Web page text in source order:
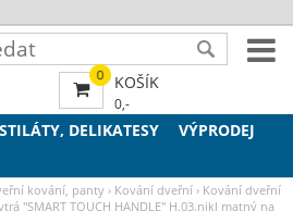
DELIKATESY
VÝPRODEJ
kování, panty › Kování dveřní › Kování dveřní
"SMART TOUCH HANDLE" H.03.nikl matný na
0 KOŠÍK
0,-